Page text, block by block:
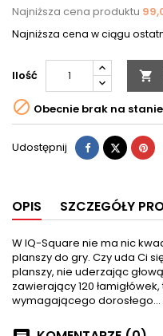
Najniższa cena produktu
Najniższa cena w ciągu
Ilość 
 Obecnie brak na stanie
Udostępnij Udostępnij
Tweetuj
OPIS SZCZEGÓŁY
W IQ-Square nie ma nic
planszy do gry. Czy uda Ci
planszy, nie uderzając
zawierający 120
wymagającego